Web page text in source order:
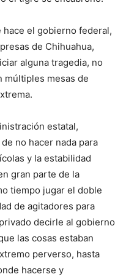
el gobierno federal,
de Chihuahua,
alguna tragedia, no
múltiples mesas de
estatal,
no hacer nada para
y la estabilidad
gran parte de la
tiempo jugar el doble
de agitadores para
decirle al gobierno
las cosas estaban
perverso, hasta
hacerse y